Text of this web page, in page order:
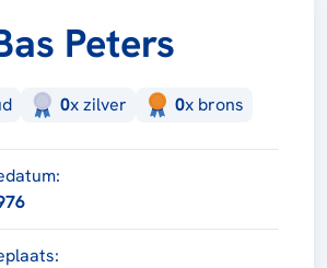
Peters
0xzilver 0x brons